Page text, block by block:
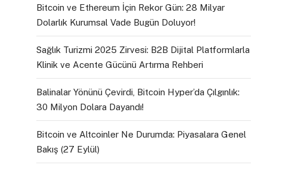
Bitcoin ve Ethereum İçin Rekor Gün: 28 Milyar
Dolarlık Kurumsal Vade Bugün Doluyor!
Sağlık Turizmi 2025 Zirvesi: B2B Dijital Platformlarla
Klinik ve Acente Gücünü Artırma Rehberi
Balinalar Yönünü Çevirdi, Bitcoin Hyper’da Çılgınlık:
30 Milyon Dolara Dayandı!
Bitcoin ve Altcoinler Ne Durumda: Piyasalara Genel
Bakış (27 Eylül)